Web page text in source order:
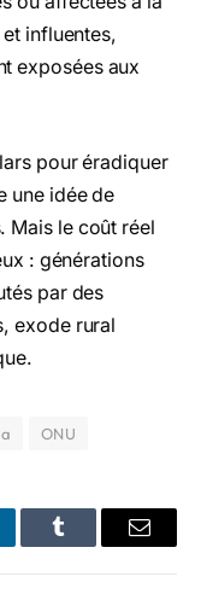
influentes,
exposées aux
pour éradiquer
une idée de
Mais le coût réel
: générations
par des
exode rural
ONU
Tumblr Email